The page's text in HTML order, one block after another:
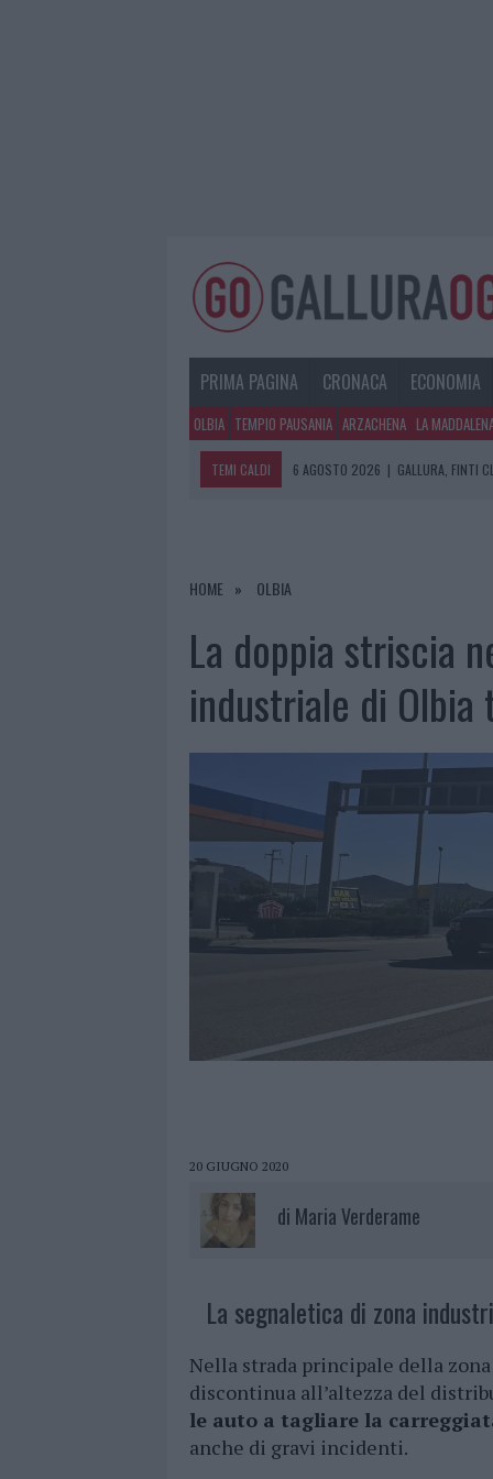
PRIMA PAGINA CRONACA ECONOMIA
OLBIA TEMPIO PAUSANIA ARZACHENA LA
TEMI CALDI 6 AGOSTO 2026 | GALLURA, FINTI
6 AGOSTO 2026
HOME OLBIA
La doppia striscia
industriale di
20 GIUGNO 2020
di Maria Verderame
La segnaletica di zona
Nella strada principale della
discontinua all’altezza del
le auto a tagliare la
anche di gravi incidenti.